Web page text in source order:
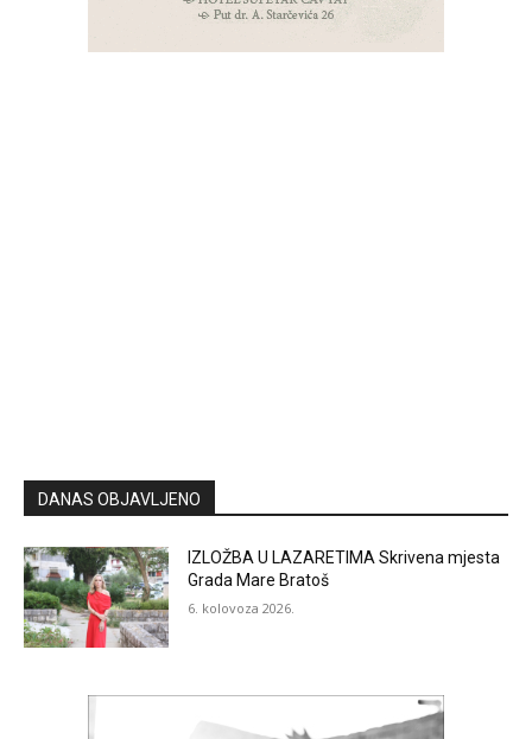
DANAS OBJAVLJENO
IZLOŽBA U LAZARETIMA Skrivena mjesta
Grada Mare Bratoš
6. kolovoza 2026.